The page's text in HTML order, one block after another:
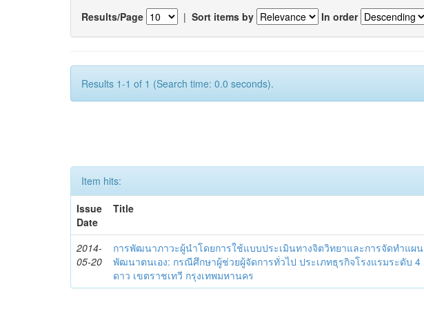
Results/Page | Sort items by In order
Results 1-1 of 1 (Search time: 0.0 seconds).
Item hits:
Issue
Date
Title
2014-
05-20
การพัฒนาภาวะผู้นำโดยการใช้แบบประเมินทางจิตวิทยาและการจัดทำแผน
พัฒนาตนเอง: กรณีศึกษาผู้ช่วยผู้จัดการทั่วไป ประเภทธุรกิจโรงแรมระดับ 4
ดาว เขตราชเทวี กรุงเทพมหานคร